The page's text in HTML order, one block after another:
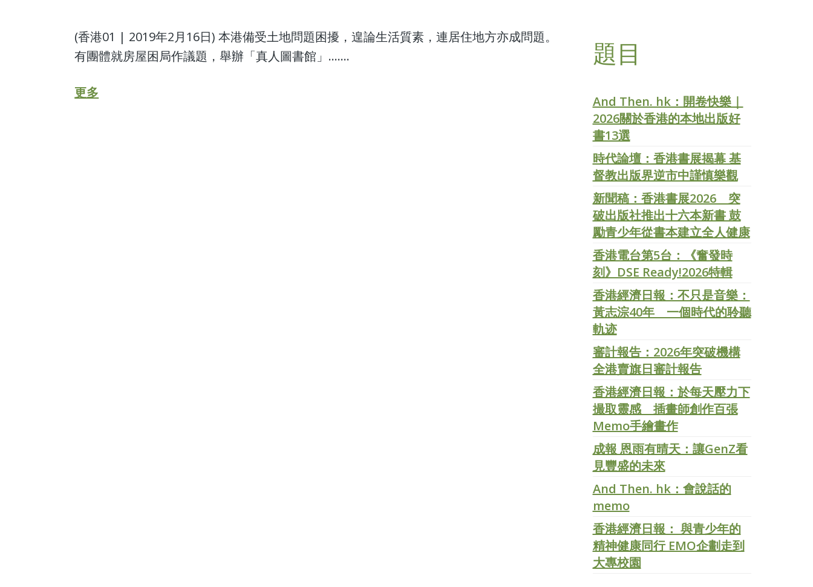
(香港01 | 2019年2月16日) 本港備受土地問題困擾，遑論生活質素，連居住地方亦成問題。
有團體就房屋困局作議題，舉辦「真人圖書館」.......
更多
題目
And Then. hk：開卷快樂｜
2026關於香港的本地出版好
書13選
時代論壇：香港書展揭幕 基
督教出版界逆市中謹慎樂觀
新聞稿：香港書展2026 突
破出版社推出十六本新書 鼓
勵青少年從書本建立全人健康
香港電台第5台：《奮發時
刻》DSE Ready!2026特輯
香港經濟日報：不只是音樂：
黃志淙40年 一個時代的聆聽
軌迹
審計報告：2026年突破機構
全港賣旗日審計報告
香港經濟日報：於每天壓力下
撮取靈感 插畫師創作百張
Memo手繪畫作
成報 恩雨有晴天：讓GenZ看
見豐盛的未來
And Then. hk：會說話的
memo
香港經濟日報： 與青少年的
精神健康同行 EMO企劃走到
大專校園